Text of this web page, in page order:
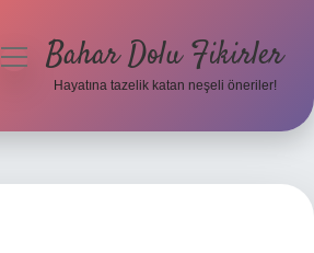
menüyüBahar Dolu Fikirler
Hayatına tazelik katan neşeli öneriler!